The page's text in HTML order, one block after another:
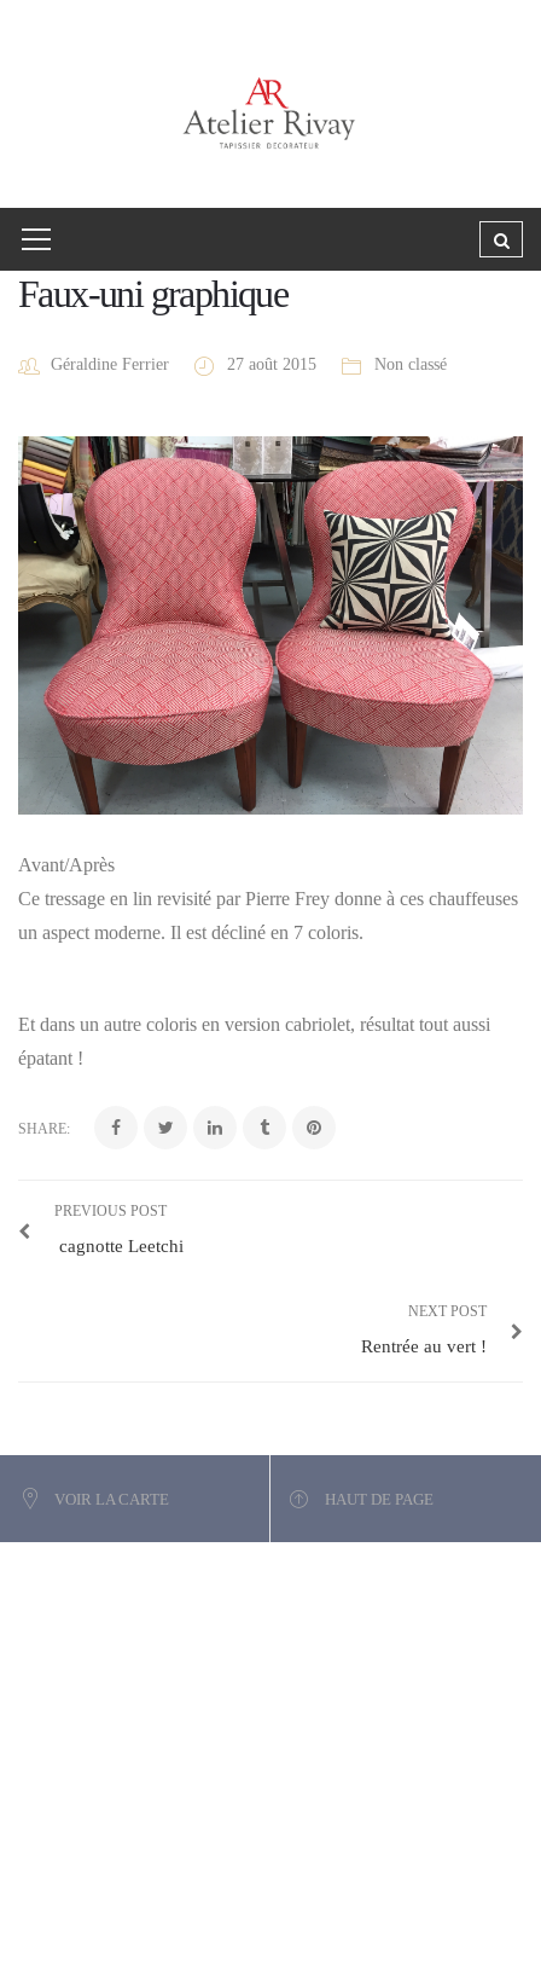
Faux-uni graphique
Géraldine Ferrier 27 août 2015 Non classé
Avant/Après
Ce tressage en lin revisité par Pierre Frey donne à ces chauffeuses
un aspect moderne. Il est décliné en 7 coloris.
Et dans un autre coloris en version cabriolet, résultat tout aussi
épatant !
SHARE:
PREVIOUS POST
cagnotte Leetchi
NEXT POST
Rentrée au vert !
VOIR LA CARTE HAUT DE PAGE